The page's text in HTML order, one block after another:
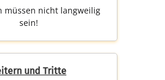
müssen nicht langweilig
sein!
und Tritte